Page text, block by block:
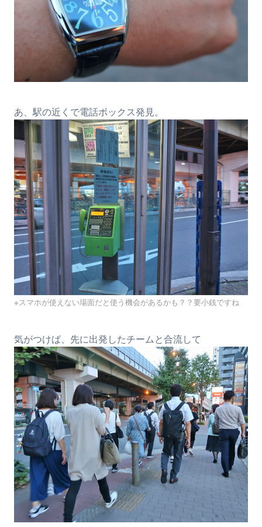
あ、駅の近くで電話ボックス発見。
※スマホが使えない場面だと使う機会があるかも？？要小銭ですね
気がつけば、先に出発したチームと合流して